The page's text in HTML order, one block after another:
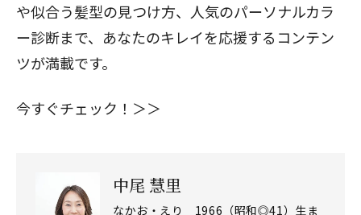
や似合う髪型の見つけ方、人気のパーソナルカラ
ー診断まで、あなたのキレイを応援するコンテン
ツが満載です。
今すぐチェック！＞＞
中尾 慧里
なかお・えり 1966（昭和◎41）生ま